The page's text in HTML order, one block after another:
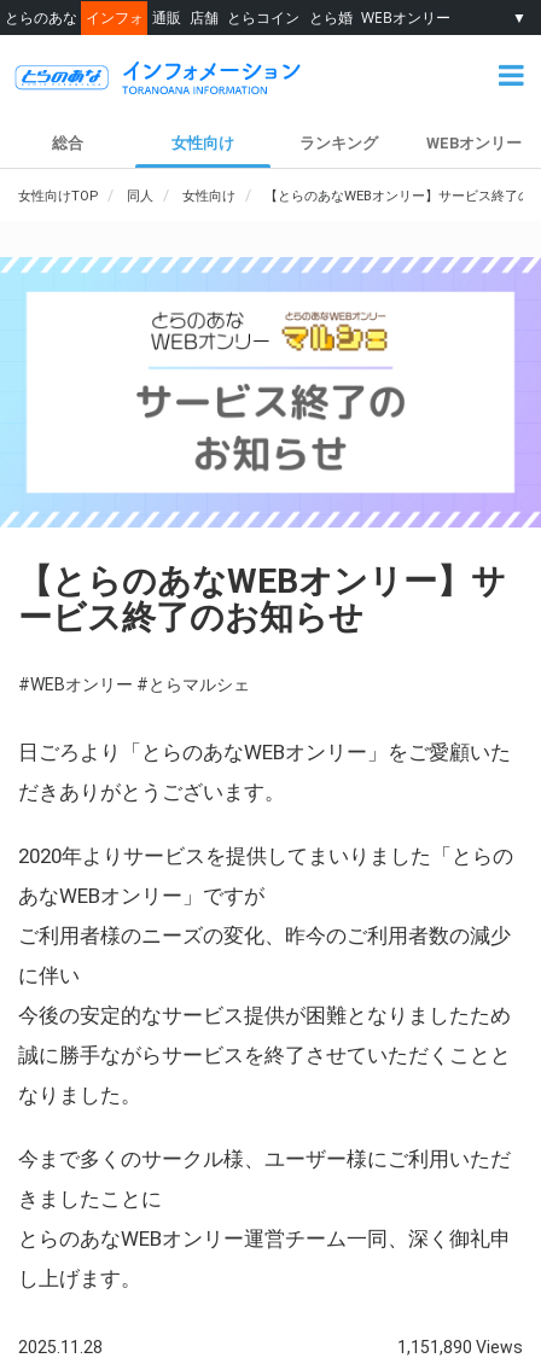
とらのあな インフォ 通販 店舗 とらコイン とら婚 WEBオンリー ▼
総合 女性向け ランキング WEBオンリー
女性向けTOP 同人 女性向け 【とらのあなWEBオンリー】サービス終了の
【とらのあなWEBオンリー】サ
ービス終了のお知らせ
#WEBオンリー #とらマルシェ
日ごろより「とらのあなWEBオンリー」をご愛顧いた
だきありがとうございます。
2020年よりサービスを提供してまいりました「とらの
あなWEBオンリー」ですが
ご利用者様のニーズの変化、昨今のご利用者数の減少
に伴い
今後の安定的なサービス提供が困難となりましたため
誠に勝手ながらサービスを終了させていただくことと
なりました。
今まで多くのサークル様、ユーザー様にご利用いただ
きましたことに
とらのあなWEBオンリー運営チーム一同、深く御礼申
し上げます。
2025.11.28 1,151,890 Views